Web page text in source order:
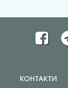
КОНТАКТИ